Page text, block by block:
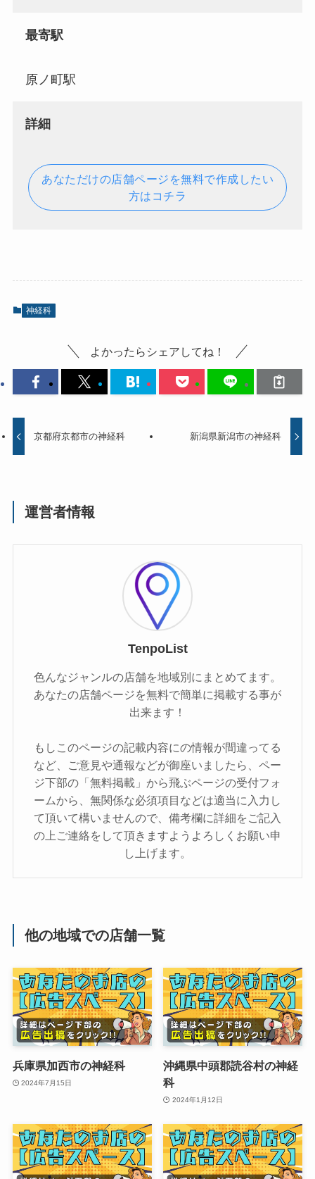
最寄駅
原ノ町駅
詳細
あなただけの店舗ページを無料で作成したい
方はコチラ
神経科
よかったらシェアしてね！
京都府京都市の神経科 新潟県新潟市の神経科
運営者情報
TenpoList
色んなジャンルの店舗を地域別にまとめてます。
あなたの店舗ページを無料で簡単に掲載する事が
出来ます！
もしこのページの記載内容にの情報が間違ってる
など、ご意見や通報などが御座いましたら、ペー
ジ下部の「無料掲載」から飛ぶページの受付フォ
ームから、無関係な必須項目などは適当に入力し
て頂いて構いませんので、備考欄に詳細をご記入
の上ご連絡をして頂きますようよろしくお願い申
し上げます。
他の地域での店舗一覧
兵庫県加西市の神経科
2024年7月15日
沖縄県中頭郡読谷村の神経
科
2024年1月12日